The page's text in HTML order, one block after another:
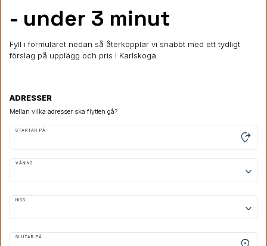
- under 3 minut
Fyll i formuläret nedan så återkopplar vi snabbt med ett tydligt
förslag på upplägg och pris i Karlskoga.
ADRESSER
Mellan vilka adresser ska flytten gå?
STARTAR PÅ
moved_location
VÅNING
keyboard_arrow_down
HISS
keyboard_arrow_down
SLUTAR PÅ